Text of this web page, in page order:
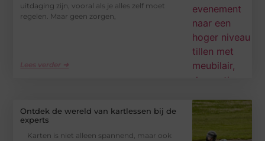
uitdaging zijn, vooral als je alles zelf moet
regelen. Maar geen zorgen,
Lees verder ➜
Ontdek de wereld van kartlessen bij de
experts
Karten is niet alleen spannend, maar ook